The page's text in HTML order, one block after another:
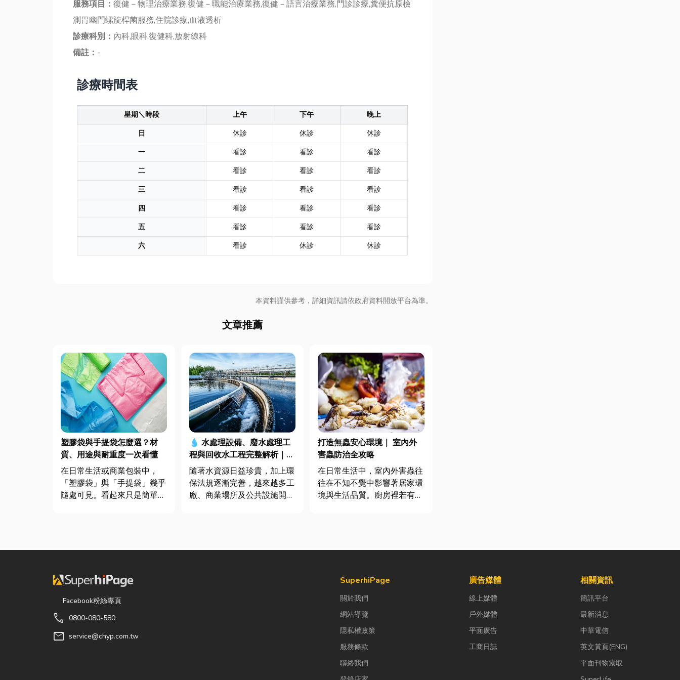
服務項目： 復健－物理治療業務,復健－職能治療業務,復健－語言治療業務,門診診療,糞便抗原檢
測胃幽門螺旋桿菌服務,住院診療,血液透析
診療科別： 內科,眼科,復健科,放射線科
備註： -
診療時間表
星期＼時段 上午 下午
晚上
日
休診 休診
休診
一
看診 看診
看診
二
看診 看診
看診
三
看診 看診
看診
四
看診 看診
看診
五
看診 看診
看診
六
看診 休診 休診
本資料謹供參考，詳細資訊請依政府資料開放平台為準。
文章推薦
塑膠袋與手提袋怎麼選？材
質、用途與耐重度一次看懂
在日常生活或商業包裝中，
「塑膠袋」與「手提袋」幾乎
隨處可見。看起來只是簡單的
提袋的...
💧 水處理設備、廢水處理工
程與回收水工程完整解析｜打
造高效率水資源管理方案
隨著水資源日益珍貴，加上環
保法規逐漸完善，越來越多工
廠、商業場所及公共設施開始
打造無蟲安心環境｜ 室內外
害蟲防治全攻略
在日常生活中，室內外害蟲往
往在不知不覺中影響著居家環
境與生活品質。廚房裡若有食
潔，更可能...
Facebook粉絲專頁
call 0800-080-580
mail service@chyp.com.tw
SuperhiPage
關於我們
網站導覽
隱私權政策
服務條款
聯絡我們
廣告媒體
線上媒體
戶外媒體
平面廣告
工商日誌
相關資訊
簡訊平台
最新消息
中華電信
英文黃頁(ENG)
平面刊物索取